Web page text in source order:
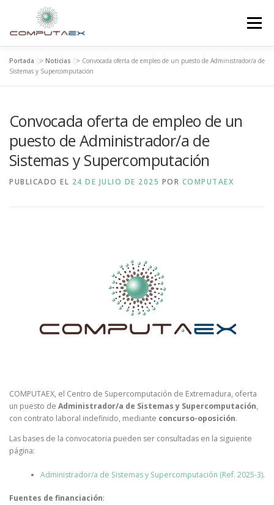
Menú
INICIO LA FUNDACIÓN
SUPERCOMPUTACIÓN NOTICIAS
INVESTIGACIÓN E INNOVACIÓN CONTACTO
Portada >> Noticias >> Convocada oferta de empleo de un puesto de Administrador/a de
Sistemas y Supercomputación
Convocada oferta de empleo de un
puesto de Administrador/a de
Sistemas y Supercomputación
PUBLICADO EL 24 DE JULIO DE 2025 POR COMPUTAEX
COMPUTAEX, el Centro de Supercomputación de Extremadura, oferta
un puesto de Administrador/a de Sistemas y Supercomputación,
con contrato laboral indefinido, mediante concurso-oposición.
Las bases de la convocatoria pueden ser consultadas en la siguiente
página:
Administrador/a de Sistemas y Supercomputación (Ref. 2025-3).
Fuentes de financiación: